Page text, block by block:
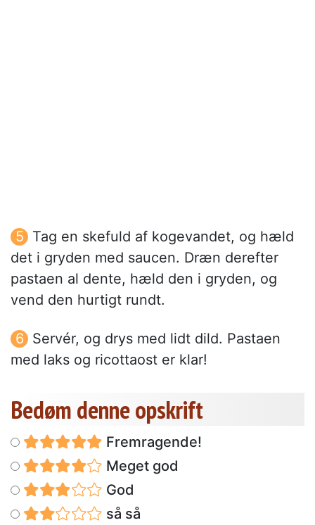
Tag en skefuld af kogevandet, og hæld
det i gryden med saucen. Dræn derefter
pastaen al dente, hæld den i gryden, og
vend den hurtigt rundt.
Servér, og drys med lidt dild. Pastaen
med laks og ricottaost er klar!
Bedøm denne opskrift
Fremragende!
Meget god
God
så så